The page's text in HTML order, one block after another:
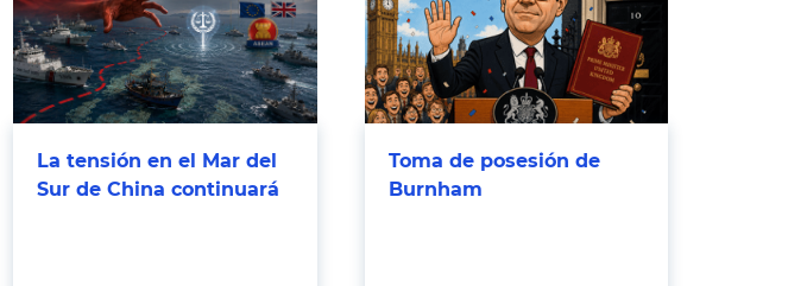
La tensión en el Mar del
Sur de China continuará
Toma de posesión de
Burnham